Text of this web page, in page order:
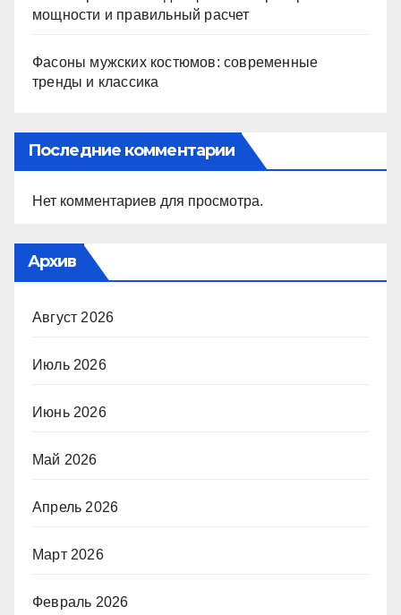
мощности и правильный расчет
Фасоны мужских костюмов: современные
тренды и классика
Последние комментарии
Нет комментариев для просмотра.
Архив
Август 2026
Июль 2026
Июнь 2026
Май 2026
Апрель 2026
Март 2026
Февраль 2026